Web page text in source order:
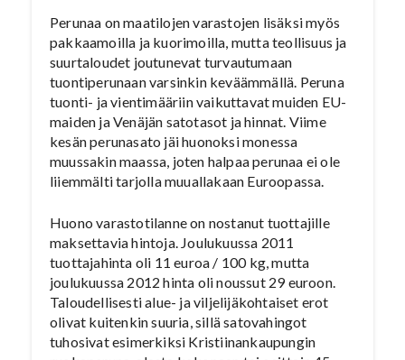
Perunaa on maatilojen varastojen lisäksi myös
pakkaamoilla ja kuorimoilla, mutta teollisuus ja
suurtaloudet joutunevat turvautumaan
tuontiperunaan varsinkin keväämmällä. Peruna
tuonti- ja vientimääriin vaikuttavat muiden EU-
maiden ja Venäjän satotasot ja hinnat. Viime
kesän perunasato jäi huonoksi monessa
muussakin maassa, joten halpaa perunaa ei ole
liiemmälti tarjolla muuallakaan Euroopassa.
Huono varastotilanne on nostanut tuottajille
maksettavia hintoja. Joulukuussa 2011
tuottajahinta oli 11 euroa / 100 kg, mutta
joulukuussa 2012 hinta oli noussut 29 euroon.
Taloudellisesti alue- ja viljelijäkohtaiset erot
olivat kuitenkin suuria, sillä satovahingot
tuhosivat esimerkiksi Kristiinankaupungin